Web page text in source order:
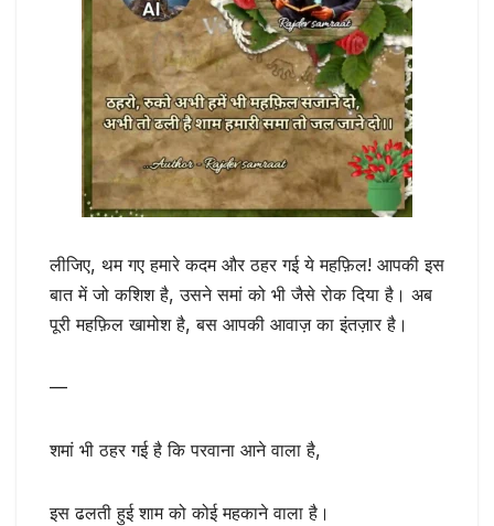
लीजिए, थम गए हमारे कदम और ठहर गई ये महफ़िल! आपकी इस
बात में जो कशिश है, उसने समां को भी जैसे रोक दिया है। अब
पूरी महफ़िल खामोश है, बस आपकी आवाज़ का इंतज़ार है।
—
शमां भी ठहर गई है कि परवाना आने वाला है,
इस ढलती हुई शाम को कोई महकाने वाला है।